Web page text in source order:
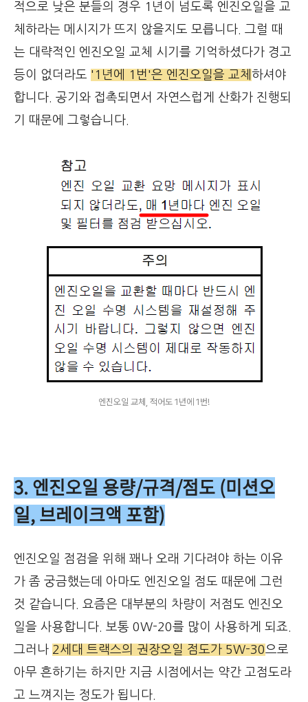
적으로 낮은 분들의 경우 1년이 넘도록 엔진오일을 교
체하라는 메시지가 뜨지 않을지도 모릅니다. 그럴 때
는 대략적인 엔진오일 교체 시기를 기억하셨다가 경고
등이 없더라도 '1년에 1번'은 엔진오일을 교체 하셔야
합니다. 공기와 접촉되면서 자연스럽게 산화가 진행되
기 때문에 그렇습니다.
엔진오일 교체, 적어도 1년에 1번!
3. 엔진오일 용량/규격/점도 (미션오
일, 브레이크액 포함)
엔진오일 점검을 위해 꽤나 오래 기다려야 하는 이유
가 좀 궁금했는데 아마도 엔진오일 점도 때문에 그런
것 같습니다. 요즘은 대부분의 차량이 저점도 엔진오
일을 사용합니다. 보통 0W-20를 많이 사용하게 되죠.
그러나 2세대 트랙스의 권장오일 점도가 5W-30으로
아무 흔하기는 하지만 지금 시점에서는 약간 고점도라
고 느껴지는 정도가 됩니다.